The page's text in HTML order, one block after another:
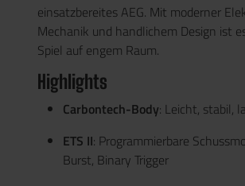
einsatzbereites AEG. Mit moderner
Mechanik und handlichem Design ist
Spiel auf engem Raum.
Highlights
Carbontech-Body: Leicht, stabil,
ETS II: Programmierbare
Burst, Binary Trigger